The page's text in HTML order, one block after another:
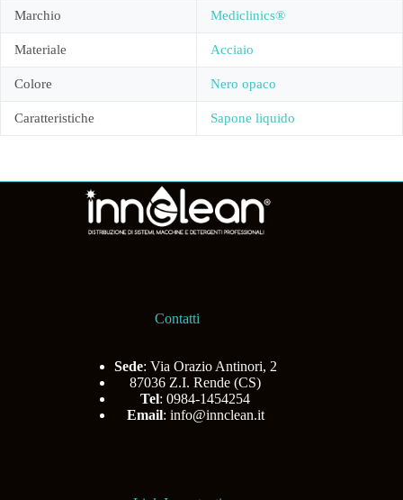
Marchio Mediclinics®
Materiale Acciaio
Colore Nero opaco
Caratteristiche Sapone liquido
Contatti
Sede: Via Orazio Antinori, 2
87036 Z.I. Rende (CS)
Tel: 0984-1454254
Email: info@innclean.it